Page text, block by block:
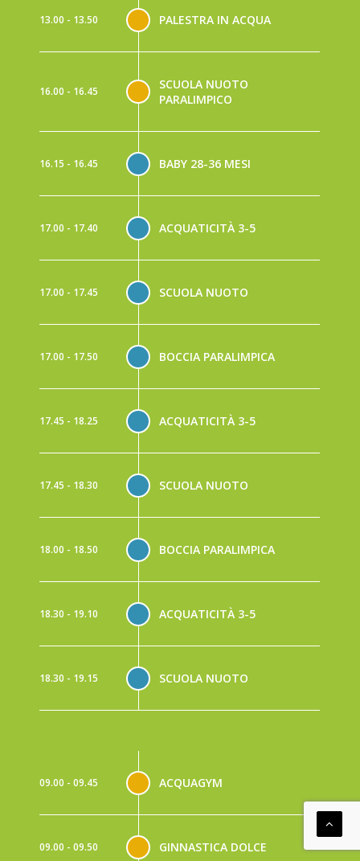
13.00 - 13.50 PALESTRA IN ACQUA
16.00 - 16.45
SCUOLA NUOTO
PARALIMPICO
16.15 - 16.45 BABY 28-36 MESI
17.00 - 17.40 ACQUATICITÀ 3-5
17.00 - 17.45 SCUOLA NUOTO
17.00 - 17.50 BOCCIA PARALIMPICA
17.45 - 18.25 ACQUATICITÀ 3-5
17.45 - 18.30 SCUOLA NUOTO
18.00 - 18.50 BOCCIA PARALIMPICA
18.30 - 19.10 ACQUATICITÀ 3-5
18.30 - 19.15 SCUOLA NUOTO
09.00 - 09.45 ACQUAGYM
09.00 - 09.50 GINNASTICA DOLCE